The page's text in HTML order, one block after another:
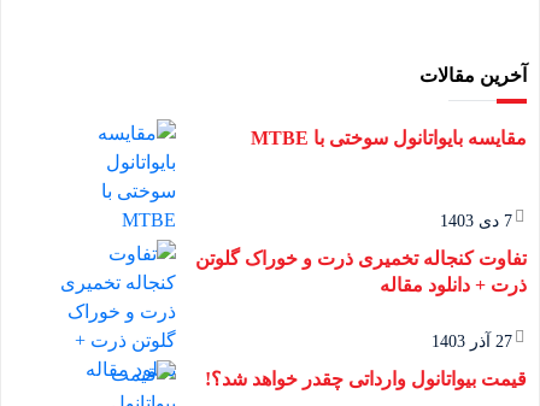
آخرین مقالات
مقایسه بایواتانول سوختی با MTBE
7 دی 1403
تفاوت کنجاله تخمیری ذرت و خوراک گلوتن
ذرت + دانلود مقاله
27 آذر 1403
قیمت بیواتانول وارداتی چقدر خواهد شد؟!